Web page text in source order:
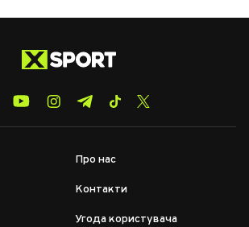
Про нас
Контакти
Угода користувача